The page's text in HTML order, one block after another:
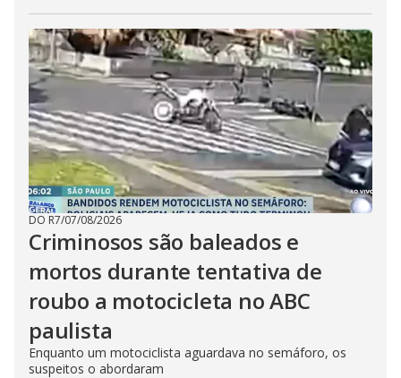
DO R7/07/08/2026
Criminosos são baleados e
mortos durante tentativa de
roubo a motocicleta no ABC
paulista
Enquanto um motociclista aguardava no semáforo, os
suspeitos o abordaram